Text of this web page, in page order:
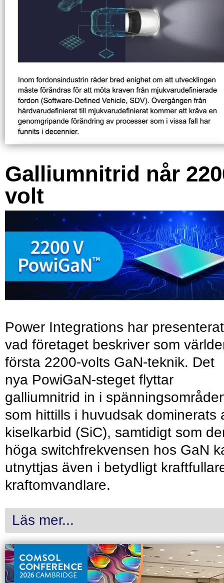
Galliumnitrid når
volt
Power Integrations har presenterat
vad företaget beskriver som
första 2200-volts GaN-teknik. Det
nya PowiGaN-steget flyttar
galliumnitrid in i
som hittills i huvudsak dominerats
kiselkarbid (SiC), samtidigt som
höga switchfrekvensen hos GaN
utnyttjas även i betydligt
kraftomvandlare.
Läs mer...